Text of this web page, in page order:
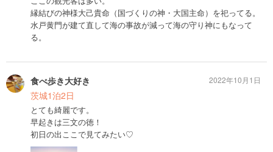
縁結びの神様大己貴命（国づくりの神・大国主命）を祀ってる。
水戸黄門が建て直して海の事故が減って海の守り神にもなって
る。
食べ歩き大好き
茨城1泊2日
とても綺麗です。
早起きは三文の徳！
初日の出ここで見てみたい♡
2022年10月1日